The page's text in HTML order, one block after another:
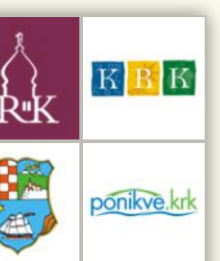
Frankopana
baštine